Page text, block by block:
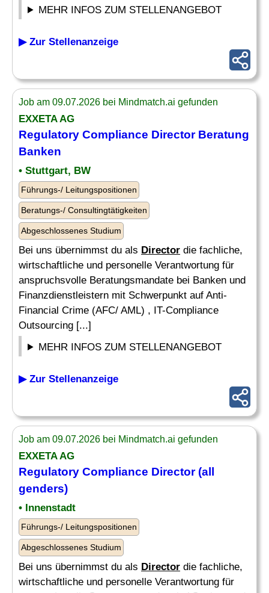
MEHR INFOS ZUM STELLENANGEBOT
▶ Zur Stellenanzeige
Job am 09.07.2026 bei Mindmatch.ai gefunden
EXXETA AG
Regulatory Compliance DirectorBeratung
Banken
• Stuttgart, BW
Führungs-/ Leitungspositionen
Beratungs-/ Consultingtätigkeiten
Abgeschlossenes Studium
Bei uns übernimmst du als Director die fachliche,
wirtschaftliche und personelle Verantwortung für
anspruchsvolle Beratungsmandate bei Banken und
Finanzdienstleistern mit Schwerpunkt auf Anti-
Financial Crime (AFC/ AML) , IT-Compliance
Outsourcing [...]
MEHR INFOS ZUM STELLENANGEBOT
▶ Zur Stellenanzeige
Job am 09.07.2026 bei Mindmatch.ai gefunden
EXXETA AG
Regulatory Compliance Director(all
genders)
• Innenstadt
Führungs-/ Leitungspositionen
Abgeschlossenes Studium
Bei uns übernimmst du als Director die fachliche,
wirtschaftliche und personelle Verantwortung für